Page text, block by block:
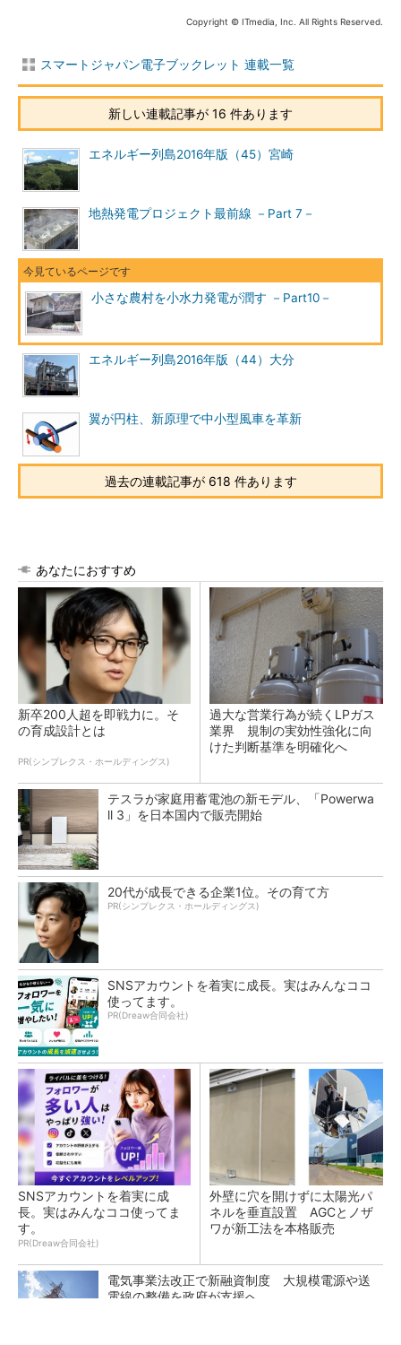
Copyright © ITmedia, Inc. All Rights Reserved.
スマートジャパン電子ブックレット 連載一覧
新しい連載記事が 16 件あります
エネルギー列島2016年版（45）宮崎
地熱発電プロジェクト最前線 －Part 7－
小さな農村を小水力発電が潤す －Part10－
エネルギー列島2016年版（44）大分
翼が円柱、新原理で中小型風車を革新
過去の連載記事が 618 件あります
あなたにおすすめ
新卒200人超を即戦力に。そ
の育成設計とは
PR(シンプレクス・ホールディングス)
過大な営業行為が続くLPガス
業界 規制の実効性強化に向
けた判断基準を明確化へ
テスラが家庭用蓄電池の新モデル、「Powerwa
ll 3」を日本国内で販売開始
20代が成長できる企業1位。その育て方
PR(シンプレクス・ホールディングス)
SNSアカウントを着実に成長。実はみんなココ
使ってます。
PR(Dreaw合同会社)
SNSアカウントを着実に成
長。実はみんなココ使ってま
す。
PR(Dreaw合同会社)
外壁に穴を開けずに太陽光パ
ネルを垂直設置 AGCとノザ
ワが新工法を本格販売
電気事業法改正で新融資制度 大規模電源や送
電線の整備を政府が支援へ